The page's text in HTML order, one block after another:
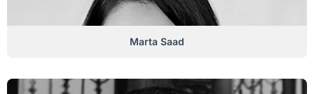
Marta Saad